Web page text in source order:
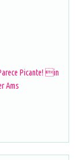
Picante! in
Ams